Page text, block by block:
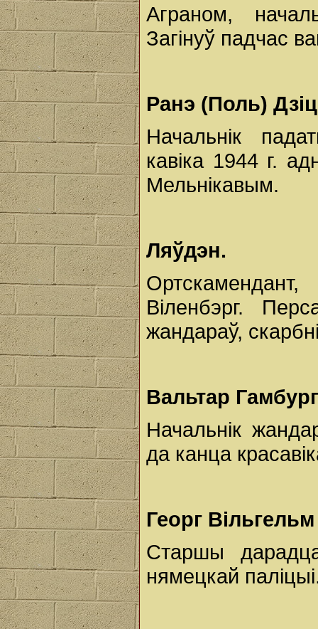
Аграном,
Загінуў падчас
Ранэ (Поль)
Начальнік
кавіка 1944 г.
Мельнікавым.
Ляўдэн.
Віленбэрг.
жандараў,
Вальтар
Начальнік
да канца
Георг
Старшы
нямецкай